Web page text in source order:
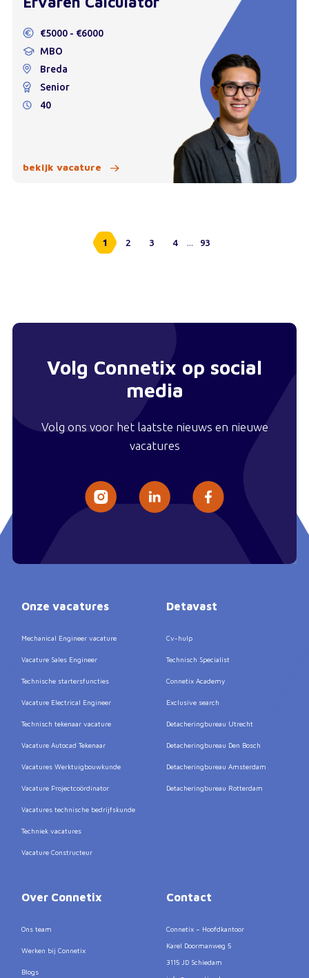
€5000 - €6000
MBO
Breda
Senior
40
bekijk vacature
1 2 3 4 ... 93
Volg Connetix op social
media
Volg ons voor het laatste nieuws en nieuwe
vacatures
Onze vacatures
Mechanical Engineer vacature
Vacature Sales Engineer
Technische startersfuncties
Vacature Electrical Engineer
Technisch tekenaar vacature
Vacature Autocad Tekenaar
Vacatures Werktuigbouwkunde
Vacature Projectcoördinator
Vacatures technische bedrijfskunde
Techniek vacatures
Vacature Constructeur
Detavast
Cv-hulp
Technisch Specialist
Connetix Academy
Exclusive search
Detacheringbureau Utrecht
Detacheringbureau Den Bosch
Detacheringbureau Amsterdam
Detacheringbureau Rotterdam
Over Connetix
Ons team
Werken bij Connetix
Blogs
Contact
Connetix – Hoofdkantoor
Karel Doormanweg 5
3115 JD Schiedam